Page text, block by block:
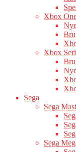
Xbox
Xbox
Sega
Sega
Sega